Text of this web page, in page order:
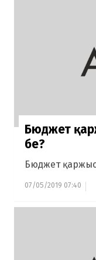
Бюджет
бе?
Бюджет
07/05/2019 07:40